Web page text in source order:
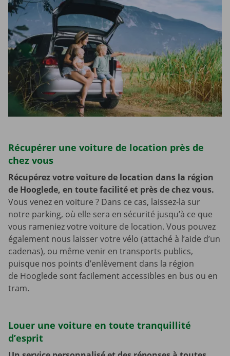
Récupérer une voiture de location près de
chez vous
Récupérez votre voiture de location dans la région
de Hooglede, en toute facilité et près de chez vous.
Vous venez en voiture ? Dans ce cas, laissez-la sur
notre parking, où elle sera en sécurité jusqu’à ce que
vous rameniez votre voiture de location. Vous pouvez
également nous laisser votre vélo (attaché à l’aide d’un
cadenas), ou même venir en transports publics,
puisque nos points d’enlèvement dans la région
de Hooglede sont facilement accessibles en bus ou en
tram.
Louer une voiture en toute tranquillité
d’esprit